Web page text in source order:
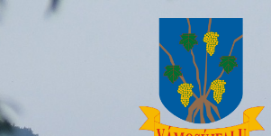
Skip